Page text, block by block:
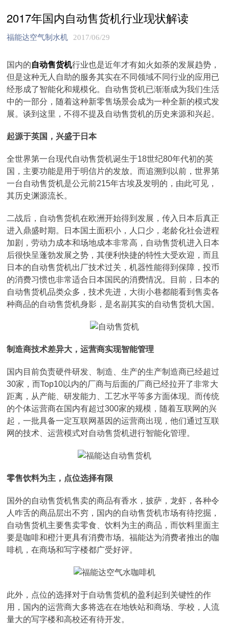
2017年国内自动售货机行业现状解读
福能达空气制水机 2017/06/29
国内的自动售货机行业也是近年才有如火如荼的发展趋势，
但是这种无人自助的服务其实在不同领域不同行业的应用已
经形成了智能化和规模化。自动售货机已渐渐成为我们生活
中的一部分，随着这种新零售场景会成为一种全新的模式发
展。谈到这里，不得不提及自动售货机的历史来源和兴起。
起源于英国，兴盛于日本
全世界第一台现代自动售货机诞生于18世纪80年代初的英
国，主要功能是用于明信片的发放。而追溯到以前，世界第
一台自动售货机是公元前215年古埃及发明的，由此可见，
其历史渊源流长。
二战后，自动售货机在欧洲开始得到发展，传入日本后真正
进入鼎盛时期。日本国土面积小，人口少，老龄化社会进程
加剧，劳动力成本和场地成本非常高，自动售货机进入日本
后很快呈蓬勃发展之势，其便利快捷的特性大受欢迎，而且
日本的自动售货机出厂技术过关，机器性能得到保障，投币
的消费习惯也非常适合日本国民的消费情况。目前，日本的
自动售货机品类众多，技术先进，大街小巷都能看到售卖各
种商品的自动售货机身影，是名副其实的自动售货机大国。
制造商技术差异大，运营商实现智能管理
国内目前负责硬件研发、制造、生产的生产制造商已经超过
30家，而Top10以内的厂商与后面的厂商已经拉开了非常大
距离，从产能、研发能力、工艺水平等多方面体现。而传统
的个体运营商在国内有超过300家的规模，随着互联网的兴
起，一批具备一定互联网基因的运营商出现，他们通过互联
网的技术、运营模式对自动售货机进行智能化管理。
零售饮料为主，点位选择有限
国外的自动售货机售卖的商品有香水，披萨，龙虾，各种令
人咋舌的商品层出不穷，国内的自动售货机市场有待挖掘，
自动售货机主要售卖零食、饮料为主的商品，而饮料里面主
要是咖啡和橙汁更具有消费市场。福能达为消费者推出的咖
啡机，在商场和写字楼都广受好评。
此外，点位的选择对于自动售货机的盈利起到关键性的作
用，国内的运营商大多将选在在地铁站和商场、学校，人流
量大的写字楼和高校还有待开发。